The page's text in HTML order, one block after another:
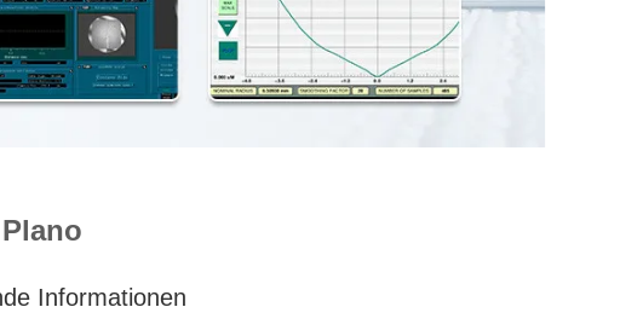
Informationen